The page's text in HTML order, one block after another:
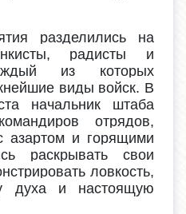
разделились на
радисты и
из которых
виды войск. В
начальник штаба
отрядов,
азартом и горящими
раскрывать свои
ловкость,
духа и настоящую